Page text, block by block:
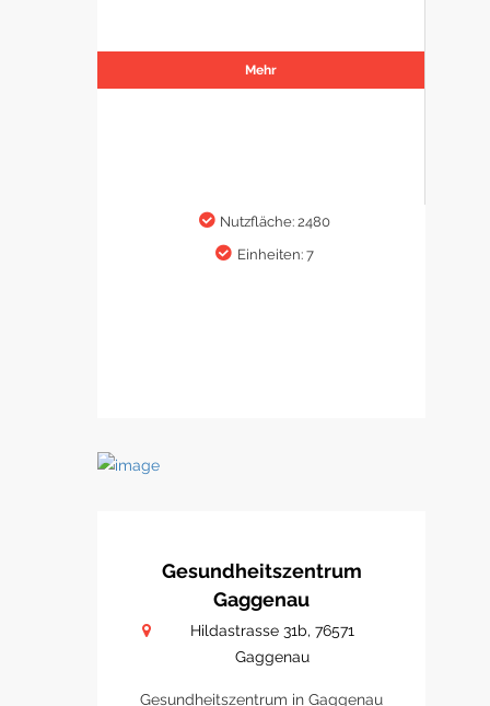
Mehr
Nutzfläche: 2480
Einheiten: 7
Gesundheitszentrum
Gaggenau
Hildastrasse 31b, 76571
Gaggenau
Gesundheitszentrum in Gaggenau